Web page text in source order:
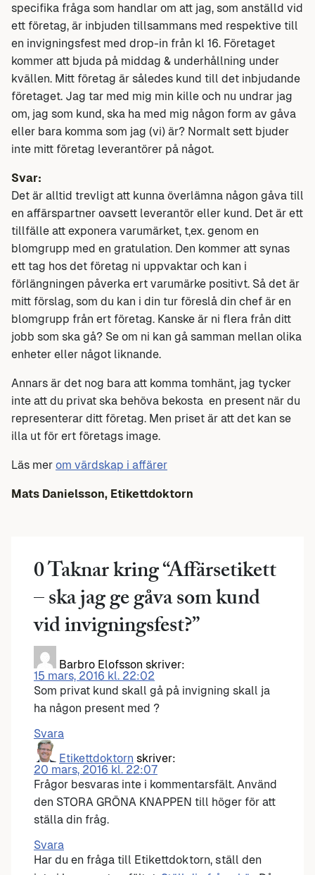
specifika fråga som handlar om att jag, som anställd vid
ett företag, är inbjuden tillsammans med respektive till
en invigningsfest med drop-in från kl 16. Företaget
kommer att bjuda på middag & underhållning under
kvällen. Mitt företag är således kund till det inbjudande
företaget. Jag tar med mig min kille och nu undrar jag
om, jag som kund, ska ha med mig någon form av gåva
eller bara komma som jag (vi) är? Normalt sett bjuder
inte mitt företag leverantörer på något.
Svar:
Det är alltid trevligt att kunna överlämna någon gåva till
en affärspartner oavsett leverantör eller kund. Det är ett
tillfälle att exponera varumärket, t,ex. genom en
blomgrupp med en gratulation. Den kommer att synas
ett tag hos det företag ni uppvaktar och kan i
förlängningen påverka ert varumärke positivt. Så det är
mitt förslag, som du kan i din tur föreslå din chef är en
blomgrupp från ert företag. Kanske är ni flera från ditt
jobb som ska gå? Se om ni kan gå samman mellan olika
enheter eller något liknande.
Annars är det nog bara att komma tomhänt, jag tycker
inte att du privat ska behöva bekosta en present när du
representerar ditt företag. Men priset är att det kan se
illa ut för ert företags image.
Läs mer om värdskap i affärer
Mats Danielsson, Etikettdoktorn
0 Taknar kring “Affärsetikett
– ska jag ge gåva som kund
vid invigningsfest?”
Barbro Elofsson skriver:
15 mars, 2016 kl. 22:02
Som privat kund skall gå på invigning skall ja
ha någon present med ?
Svara
Etikettdoktorn skriver:
20 mars, 2016 kl. 22:07
Frågor besvaras inte i kommentarsfält. Använd
den STORA GRÖNA KNAPPEN till höger för att
ställa din fråg.
Svara
Har du en fråga till Etikettdoktorn, ställ den